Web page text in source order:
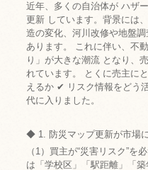
近年、多くの自治体が ハザ
更新 しています。背景には
造の変化、河川改修や地盤
あります。 これに伴い、不
り」が大きな潮流 となり、
れています。 とくに売主に
えるか ✔ リスク情報をどう
代に入りました。
◆ 1. 防災マップ更新が市場
（1）買主が“災害リスク”
は「学校区」「駅距離」「